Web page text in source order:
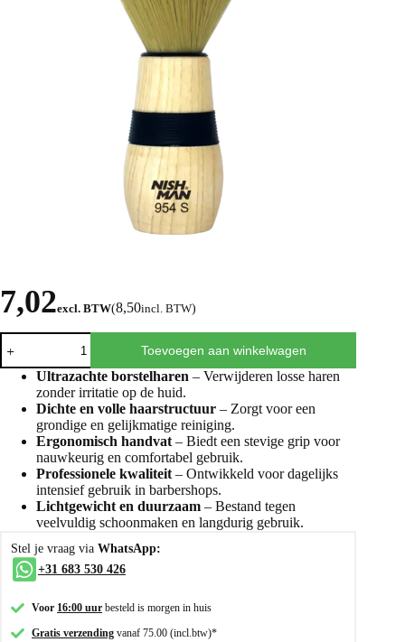
7,02excl. BTW(8,50incl. BTW)
Toevoegen aan winkelwagen
Ultrazachte borstelharen – Verwijderen losse haren
zonder irritatie op de huid.
Dichte en volle haarstructuur – Zorgt voor een
grondige en gelijkmatige reiniging.
Ergonomisch handvat – Biedt een stevige grip voor
nauwkeurig en comfortabel gebruik.
Professionele kwaliteit – Ontwikkeld voor dagelijks
intensief gebruik in barbershops.
Lichtgewicht en duurzaam – Bestand tegen
veelvuldig schoonmaken en langdurig gebruik.
Stel je vraag via WhatsApp:
+31 683 530 426
Voor 16:00 uur besteld is morgen in huis
Gratis verzending vanaf 75.00 (incl.btw)*